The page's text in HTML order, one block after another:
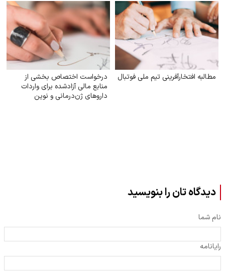
تحقق مطالبات و بهبود معیشت
بازنشستگان»
مطالبه افتخارآفرینی تیم ملی فوتبال
درخواست اختصاص بخشی از
منابع مالی آزادشده برای واردات
داروهای ژن‌درمانی و نوین
دیدگاه تان را بنویسید
نام شما
رایانامه